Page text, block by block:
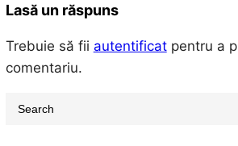
Lasă un răspuns
Trebuie să fii autentificatpentru a
comentariu.